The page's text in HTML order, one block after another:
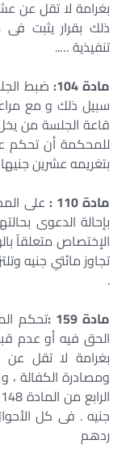
بغرامة لا تقل عن
ذلك بقرار يثبت
تنفيذية …..
مادة 104:
ضبط
سبيل ذلك و مع
قاعة الجلسة من
للمحكمة أن تحكم
بتغريمه عشرين
مادة 110 :
على
بإحالة الدعوى
الإختصاص متعلقاً
تجاوز مائتي جنيه
.
مادة 159 :
تحكم
الحق فيه أو عدم
بغرامة لا تقل عن
ومصادرة الكفالة ،
جنيه . فى كل
ردهم